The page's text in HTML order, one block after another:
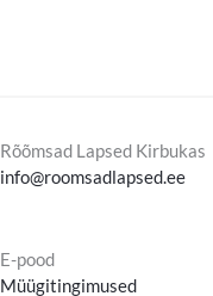
Rõõmsad Lapsed Kirbukas
info@roomsadlapsed.ee
E-pood
Müügitingimused